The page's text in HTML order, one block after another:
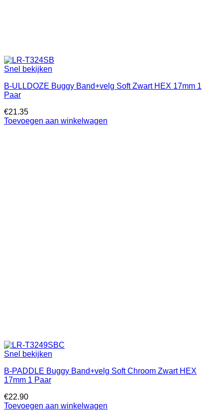
Snel bekijken
B-ULLDOZE Buggy Band+velg Soft Zwart HEX 17mm 1
Paar
€21.35
Toevoegen aan winkelwagen
Snel bekijken
B-PADDLE Buggy Band+velg Soft Chroom Zwart HEX
17mm 1 Paar
€22.90
Toevoegen aan winkelwagen